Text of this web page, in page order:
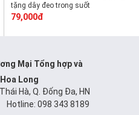
tặng dây đeo trong suốt
79,000đ
Mại Tổng hợp và
Long
Hà, Q. Đống Đa, HN
098 343 8189